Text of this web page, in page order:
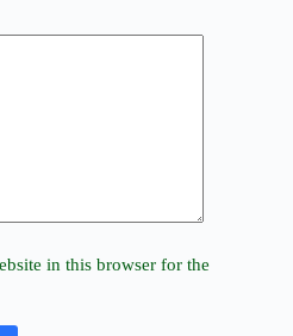
in this browser for the